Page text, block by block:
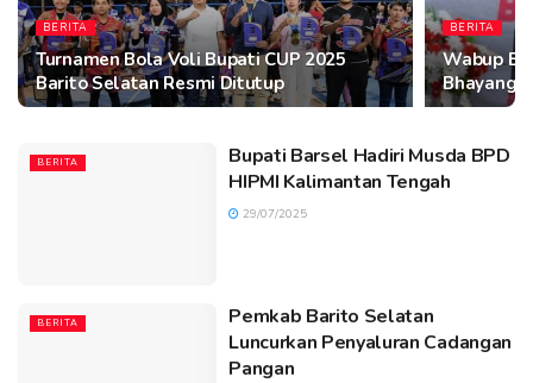
BERITA
Turnamen Bola Voli Bupati CUP 2025
Barito Selatan Resmi Ditutup
BERITA
Wabup
BERITA
Bupati Barsel Hadiri Musda BPD
HIPMI Kalimantan Tengah
29/07/2025
BERITA
Pemkab Barito Selatan
Luncurkan Penyaluran Cadangan
Pangan